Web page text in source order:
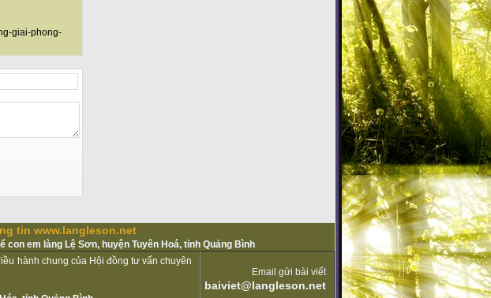
giai-phong-
tin www.langleson.net
em làng Lệ Sơn, huyện Tuyên Hoá, tỉnh Quảng Bình
hành chung của Hội đồng tư vấn chuyên
Email gửi bài viết
baiviet@langleson.net